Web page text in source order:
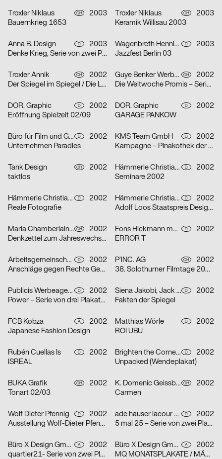
Troxler Niklaus CH
2003
Bauernkrieg 1653
Troxler Niklaus CH
2003
Keramik Willisau 2003
Anna B. Design D
2003
Denke Krieg, Serie von zwei Plakaten
Wagenbreth Henning D
2003
Jazzfest Berlin 03
Troxler Annik CH
2002
Der Spiegel im Spiegel / Die Leiden des Jungwerdens / Die Muse mit der scharfen Zunge – Serie von dr
Guye Benker Werbeagentur AG BSW CH
2002
Die Weltwoche Promis – Serie von drei Plakaten
DOR. Graphic D
2002
Eröffnung Spielzeit 02/09
DOR. Graphic D
2002
GARAGE PANKOW
Büro für Film und Gestaltung D
2002
Unternehmen Paradies
KMS Team GmbH D
2002
Kampagne – Pinakothek der Moderne – Serie von zwei Plakaten
Tank Design CH
2002
taktlos
Hämmerle Christiane, Timo Thurner D
2002
Seminare 2002
Hämmerle Christiane, Timo Thurner D
2002
Reale Fotografie
Hämmerle Christiane, Timo Thurner D
2002
Adolf Loos Staatspreis Design 2001
Maria Chamberlain, Fabienne Bissig, Ibrahim Hasan CH
2002
Denkzettel zum Jahreswechsel: Letztes Abendmahl / Ohne Ausnahme / o. T. – Serie von drei Plakaten
Fons Hickmann m23 D
2002
ERROR T
Arbeitsgemeinschaft für visuelle und verbale Kommunikation Uwe Loesch D
2002
Anschläge gegen Rechte Gewalt
P’INC. AG CH
2002
38. Solothurner Filmtage 2003 – Serie von zwei Plakaten
Publicis Werbeagentur GmbH D
2002
Power – Serie von drei Plakaten
Siena Jakobi, Jack Kraska, Niels Verhaag D
2002
Fakten der Spiegel
FCB Kobza A
2002
Japanese Fashion Design
Matthias Wörle D
2002
ROI UBU
Rubén Cuellas Is D
2002
ISREAL
Brighten the Corners Studio for Design D
2002
Unpacked (Wendeplakat)
BUKA Grafik CH
2002
Tonart 02/03
K. Domenic Geissbühler CH
2002
Carmen
Wolf Dieter Pfennig D
2002
Ausstellung Wolf-Dieter Pfennig in der Galerie Sillack Dresden
ade hauser lacour kommunikationsgestaltung gmbh D
2002
5 mal 25 – Serie von zwei Plakaten
Büro X Design GmbH A
2002
quartier21- Serie von zwei Plakaten
Büro X Design GmbH A
2002
MQ MONATSPLAKATE / MÄRZ 2002 – Serie von zwei Plakaten